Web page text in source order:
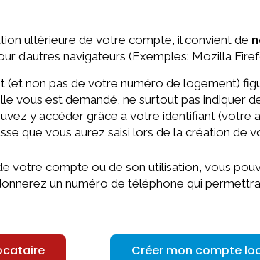
ultérieure de votre compte, il convient de
d’autres navigateurs (Exemples: Mozilla
(et non pas de votre numéro de logement)
vous est demandé, ne surtout pas indiquer
y accéder grâce à votre identifiant (votre
que vous aurez saisi lors de la création de
votre compte ou de son utilisation, vous
un numéro de téléphone qui
Créer mon compte